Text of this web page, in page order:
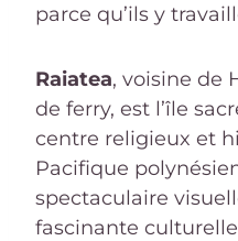
parce qu’ils y
Raiatea, voisine de
de ferry, est l’île
centre religieux et
Pacifique
spectaculaire
fascinante